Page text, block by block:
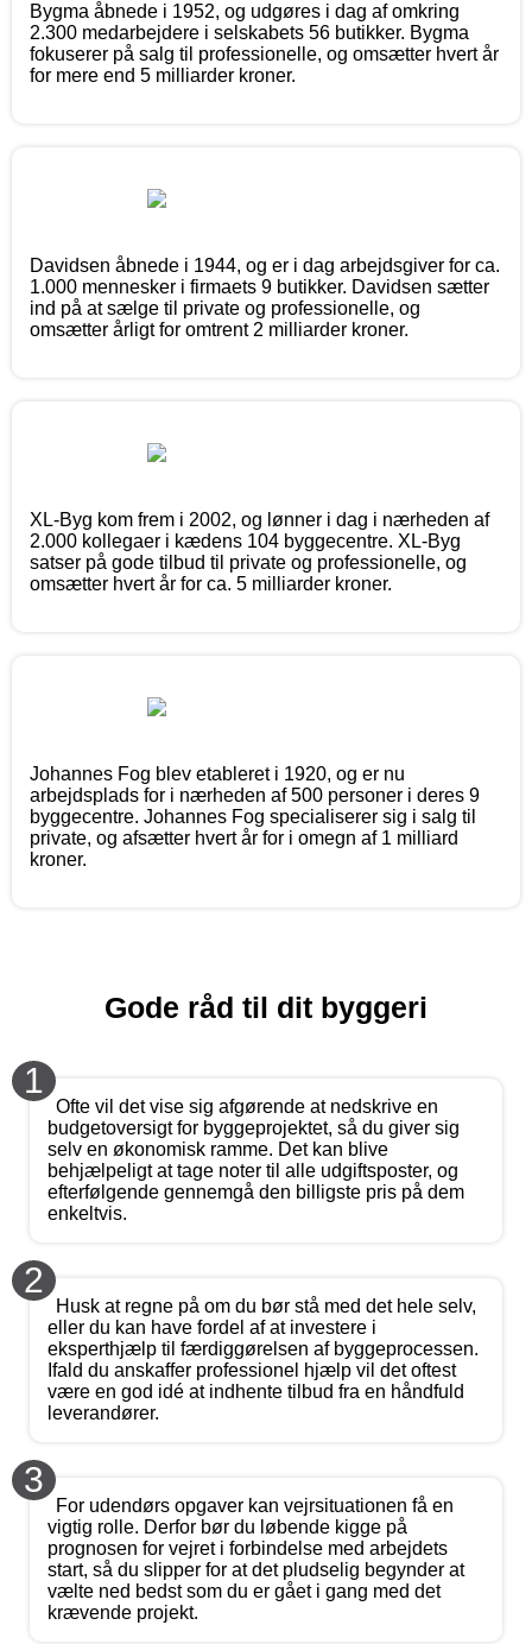
Bygma åbnede i 1952, og udgøres i dag af omkring
2.300 medarbejdere i selskabets 56 butikker. Bygma
fokuserer på salg til professionelle, og omsætter hvert år
for mere end 5 milliarder kroner.
Davidsen åbnede i 1944, og er i dag arbejdsgiver for ca.
1.000 mennesker i firmaets 9 butikker. Davidsen sætter
ind på at sælge til private og professionelle, og
omsætter årligt for omtrent 2 milliarder kroner.
XL-Byg kom frem i 2002, og lønner i dag i nærheden af
2.000 kollegaer i kædens 104 byggecentre. XL-Byg
satser på gode tilbud til private og professionelle, og
omsætter hvert år for ca. 5 milliarder kroner.
Johannes Fog blev etableret i 1920, og er nu
arbejdsplads for i nærheden af 500 personer i deres 9
byggecentre. Johannes Fog specialiserer sig i salg til
private, og afsætter hvert år for i omegn af 1 milliard
kroner.
Gode råd til dit byggeri
1
Ofte vil det vise sig afgørende at nedskrive en
budgetoversigt for byggeprojektet, så du giver sig
selv en økonomisk ramme. Det kan blive
behjælpeligt at tage noter til alle udgiftsposter, og
efterfølgende gennemgå den billigste pris på dem
enkeltvis.
2
Husk at regne på om du bør stå med det hele selv,
eller du kan have fordel af at investere i
eksperthjælp til færdiggørelsen af byggeprocessen.
Ifald du anskaffer professionel hjælp vil det oftest
være en god idé at indhente tilbud fra en håndfuld
leverandører.
3
For udendørs opgaver kan vejrsituationen få en
vigtig rolle. Derfor bør du løbende kigge på
prognosen for vejret i forbindelse med arbejdets
start, så du slipper for at det pludselig begynder at
vælte ned bedst som du er gået i gang med det
krævende projekt.